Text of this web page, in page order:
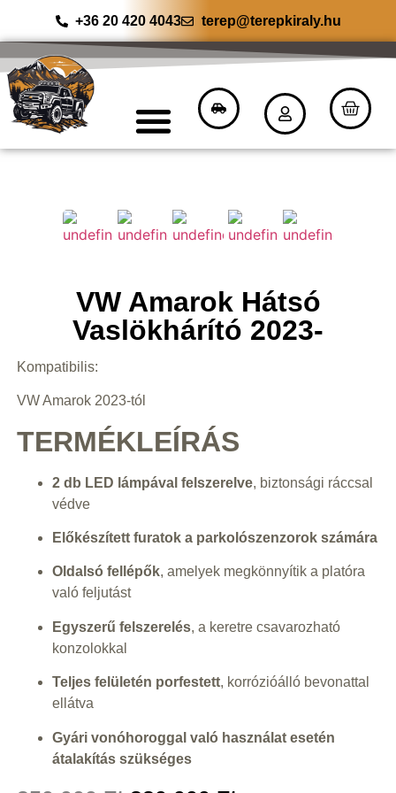
+36 20 420 4043 terep@terepkiraly.hu
VW Amarok Hátsó
Vaslökhárító 2023-
Kompatibilis:
VW Amarok 2023-tól
TERMÉKLEÍRÁS
2 db LED lámpával felszerelve, biztonsági ráccsal
védve
Előkészített furatok a parkolószenzorok számára
Oldalsó fellépők, amelyek megkönnyítik a platóra
való feljutást
Egyszerű felszerelés, a keretre csavarozható
konzolokkal
Teljes felületén porfestett, korrózióálló bevonattal
ellátva
Gyári vonóhoroggal való használat esetén
átalakítás szükséges